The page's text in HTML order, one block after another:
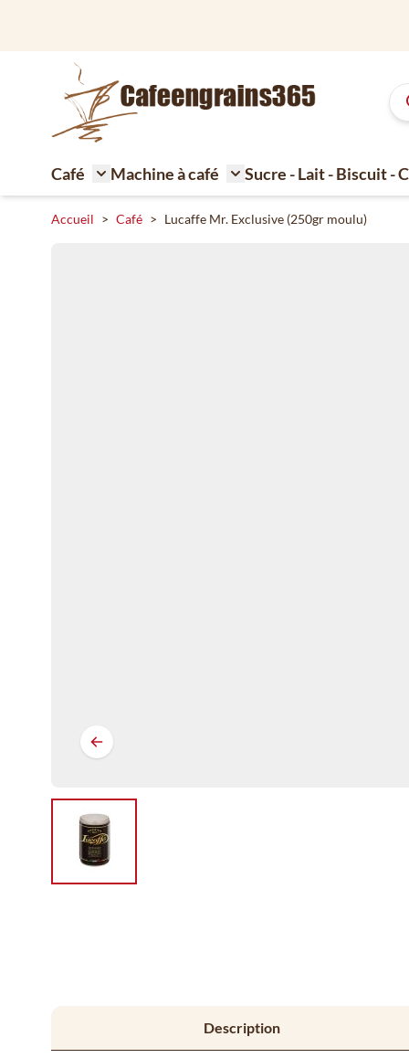
Café
Toggle submenu for Café
Machine à café
Toggle submenu for
Sucre - Lait - Biscuit -
Accueil > Café > Lucaffe Mr. Exclusive (250gr moulu)
Description